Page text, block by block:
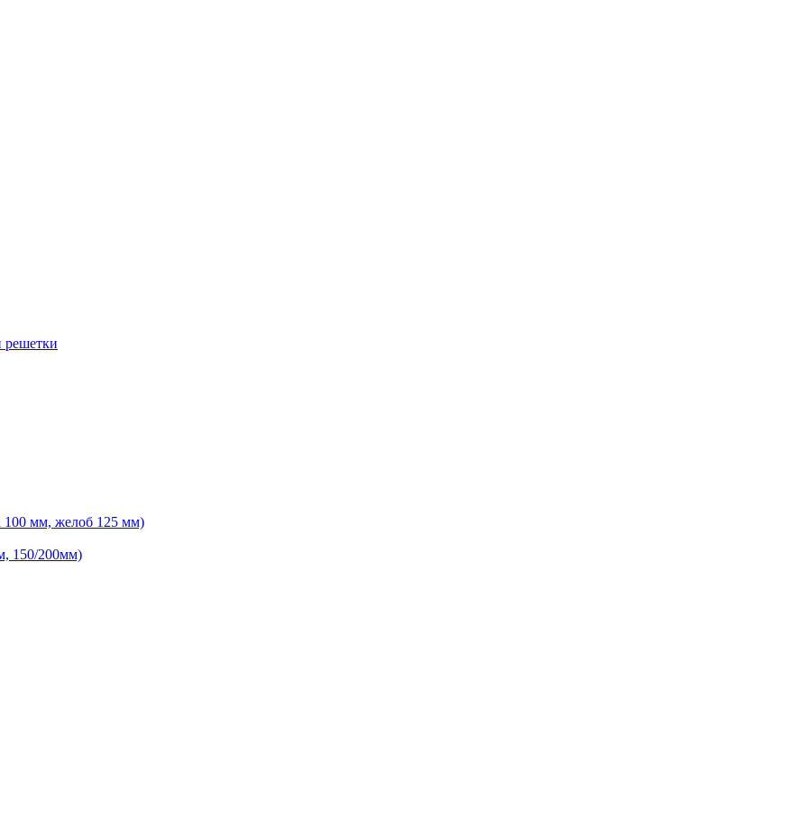
решетки
100 мм, желоб 125 мм)
150/200мм)